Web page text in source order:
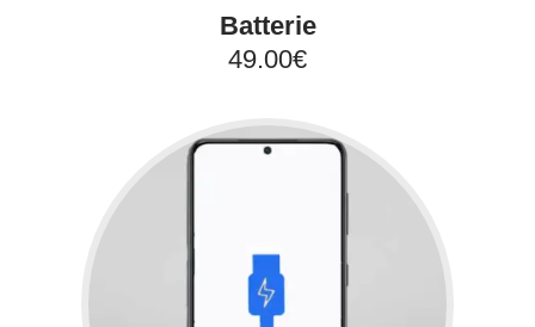
Batterie
49.00€